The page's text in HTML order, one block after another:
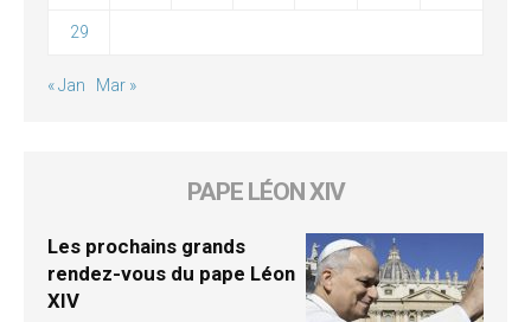
29
« Jan Mar »
PAPE LÉON XIV
Les prochains grands
rendez-vous du pape Léon
XIV